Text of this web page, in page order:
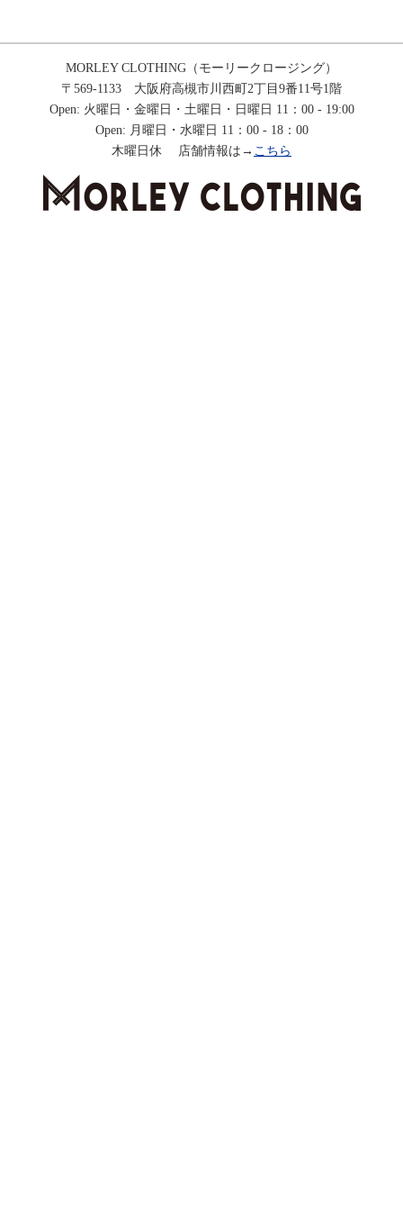
MORLEY CLOTHING（モーリークロージング）
〒569-1133 大阪府高槻市川西町2丁目9番11号1階
Open: 火曜日・金曜日・土曜日・日曜日 11：00 - 19:00
Open: 月曜日・水曜日 11：00 - 18：00
木曜日休 店舗情報は→ こちら